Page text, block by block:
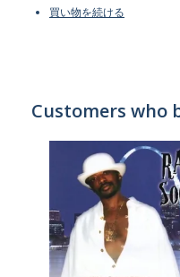
買い物を続ける
Customers who